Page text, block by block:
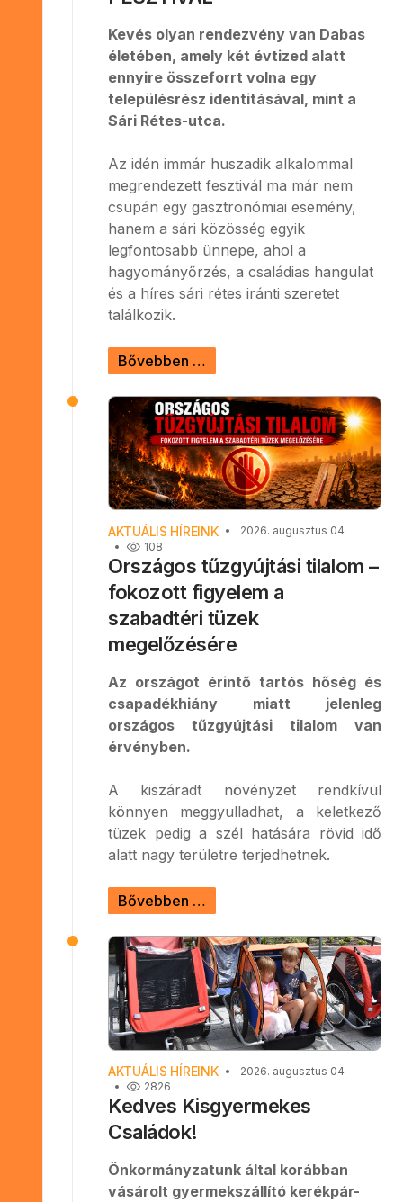
Kevés olyan rendezvény van Dabas
életében, amely két évtized alatt
ennyire összeforrt volna egy
településrész identitásával, mint a
Sári Rétes-utca.
Az idén immár huszadik alkalommal
megrendezett fesztivál ma már nem
csupán egy gasztronómiai esemény,
hanem a sári közösség egyik
legfontosabb ünnepe, ahol a
hagyományőrzés, a családias hangulat
és a híres sári rétes iránti szeretet
találkozik.
Bővebben …
AKTUÁLIS HÍREINK
2026. augusztus 04
108
Országos tűzgyújtási tilalom –
fokozott figyelem a
szabadtéri tüzek
megelőzésére
Az országot érintő tartós hőség és
csapadékhiány miatt jelenleg
országos tűzgyújtási tilalom van
érvényben.
A kiszáradt növényzet rendkívül
könnyen meggyulladhat, a keletkező
tüzek pedig a szél hatására rövid idő
alatt nagy területre terjedhetnek.
Bővebben …
AKTUÁLIS HÍREINK
2026. augusztus 04
2826
Kedves Kisgyermekes
Családok!
Önkormányzatunk által korábban
vásárolt gyermekszállító kerékpár-